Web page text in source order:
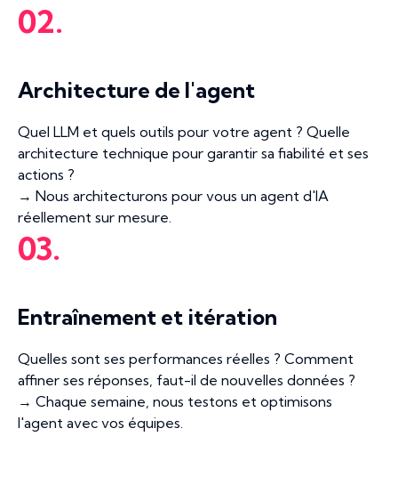
02.
Architecture de l'agent
Quel LLM et quels outils pour votre agent ? Quelle
architecture technique pour garantir sa fiabilité et ses
actions ?
→ Nous architecturons pour vous un agent d'IA
réellement sur mesure.
03.
Entraînement et itération
Quelles sont ses performances réelles ? Comment
affiner ses réponses, faut-il de nouvelles données ?
→ Chaque semaine, nous testons et optimisons
l'agent avec vos équipes.